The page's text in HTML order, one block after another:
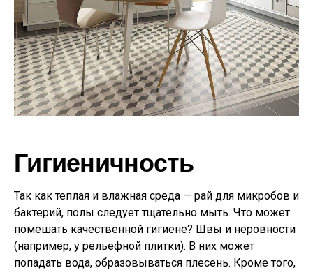
Гигиеничность
Так как теплая и влажная среда — рай для микробов и
бактерий, полы следует тщательно мыть. Что может
помешать качественной гигиене? Швы и неровности
(например, у рельефной плитки). В них может
попадать вода, образовываться плесень. Кроме того,